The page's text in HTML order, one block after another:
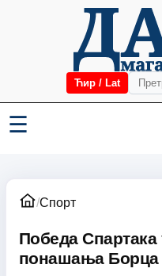
Ћир / Lat
☰
/Спорт
Победа Спартака
понашања Борца